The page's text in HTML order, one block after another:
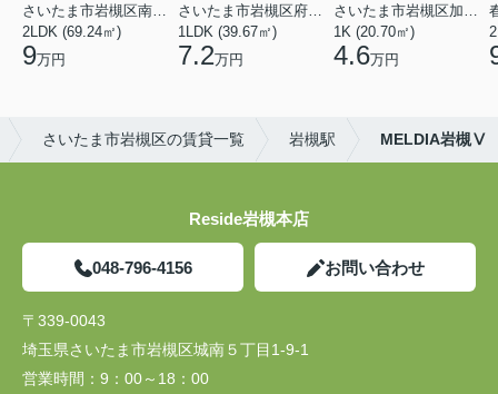
2LDK (69.24㎡)
9万円
1LDK (39.67㎡)
7.2万円
1K (20.70㎡)
4.6万円
さいたま市岩槻区の賃貸一覧 岩槻駅 MELDIA岩槻Ⅴ
Reside岩槻本店
048-796-4156 お問い合わせ
〒339-0043
埼玉県さいたま市岩槻区城南５丁目1-9-1
営業時間： 9：00～18：00